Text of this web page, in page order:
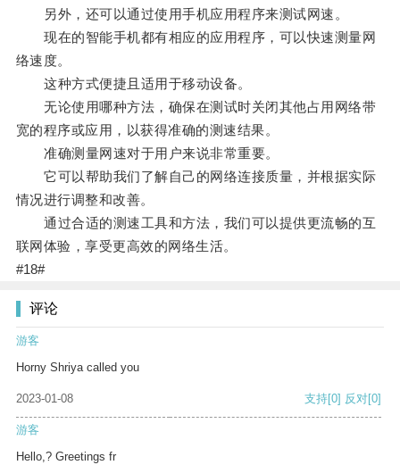
另外，还可以通过使用手机应用程序来测试网速。
现在的智能手机都有相应的应用程序，可以快速测量网
络速度。
这种方式便捷且适用于移动设备。
无论使用哪种方法，确保在测试时关闭其他占用网络带
宽的程序或应用，以获得准确的测速结果。
准确测量网速对于用户来说非常重要。
它可以帮助我们了解自己的网络连接质量，并根据实际
情况进行调整和改善。
通过合适的测速工具和方法，我们可以提供更流畅的互
联网体验，享受更高效的网络生活。
#18#
评论
游客
Horny Shriya called you
2023-01-08 支持[0] 反对[0]
游客
Hello,? Greetings fr